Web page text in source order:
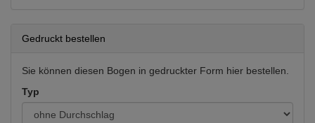
Gedruckt bestellen
Sie können diesen Bogen in gedruckter Form hier bestellen.
Typ